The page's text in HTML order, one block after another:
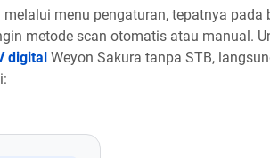
menu pengaturan, tepatnya pada
metode scan otomatis atau manual.
digital Weyon Sakura tanpa STB,